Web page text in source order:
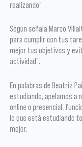
realizando”
Según señala Marco
para cumplir con tus
mejor tus objetivos y
actividad”.
En palabras de Beatriz
estudiando, apelamos a
online o presencial,
lo que está estudiando
mejor.